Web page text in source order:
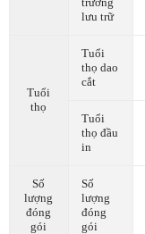
trường
lưu trữ
Tuổi
thọ
Tuổi
thọ dao
cắt
Tuổi
thọ đầu
in
Số
lượng
đóng
gói
Số
lượng
đóng
gói